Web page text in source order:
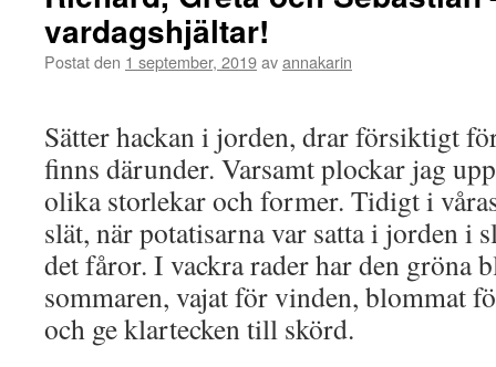
vardagshjältar!
Postat den 1 september, 2019avannakarin
Sätter hackan i jorden, drar försiktigt
finns därunder. Varsamt plockar jag
olika storlekar och former. Tidigt i
slät, när potatisarna var satta i jorden i
det fåror. I vackra rader har den gröna
sommaren, vajat för vinden, blommat
och ge klartecken till skörd.